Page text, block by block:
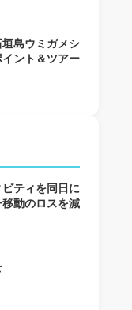
垣島ウミガメシ
ント＆ツアー
ティを同日に
動のロスを減